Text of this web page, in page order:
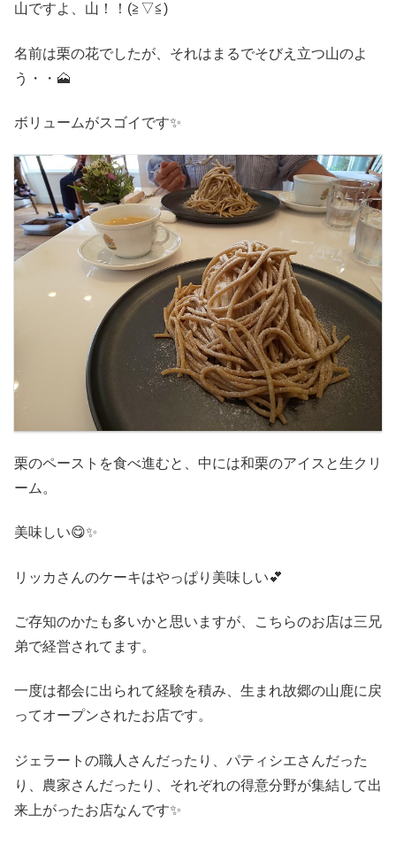
山ですよ、山！！(≧▽≦)
名前は栗の花でしたが、それはまるでそびえ立つ山のよ
う・・🗻
ボリュームがスゴイです✨
栗のペーストを食べ進むと、中には和栗のアイスと生クリ
ーム。
美味しい😋✨
リッカさんのケーキはやっぱり美味しい💕
ご存知のかたも多いかと思いますが、こちらのお店は三兄
弟で経営されてます。
一度は都会に出られて経験を積み、生まれ故郷の山鹿に戻
ってオープンされたお店です。
ジェラートの職人さんだったり、パティシエさんだった
り、農家さんだったり、それぞれの得意分野が集結して出
来上がったお店なんです✨